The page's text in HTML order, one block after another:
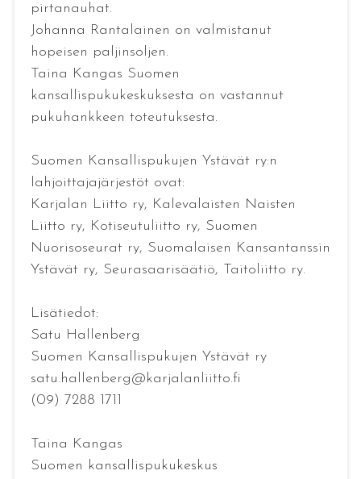
pirtanauhat.
Johanna Rantalainen on valmistanut
hopeisen paljinsoljen.
Taina Kangas Suomen
kansallispukukeskuksesta on vastannut
pukuhankkeen toteutuksesta.
Suomen Kansallispukujen Ystävät ry:n
lahjoittajajärjestöt ovat:
Karjalan Liitto ry, Kalevalaisten Naisten
Liitto ry, Kotiseutuliitto ry, Suomen
Nuorisoseurat ry, Suomalaisen Kansantanssin
Ystävät ry, Seurasaarisäätiö, Taitoliitto ry.
Lisätiedot:
Satu Hallenberg
Suomen Kansallispukujen Ystävät ry
satu.hallenberg@karjalanliitto.fi
(09) 7288 1711
Taina Kangas
Suomen kansallispukukeskus